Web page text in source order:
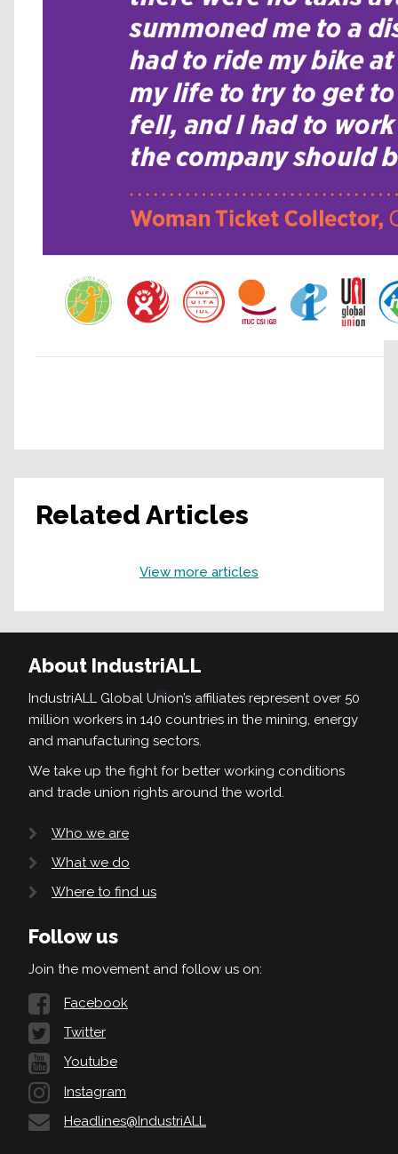
Related Articles
View more articles
About IndustriALL
IndustriALL Global Union’s affiliates represent over 50
million workers in 140 countries in the mining, energy
and manufacturing sectors.
We take up the fight for better working conditions
and trade union rights around the world.
Who we are
What we do
Where to find us
Follow us
Join the movement and follow us on:
Facebook
Twitter
Youtube
Instagram
Headlines@IndustriALL